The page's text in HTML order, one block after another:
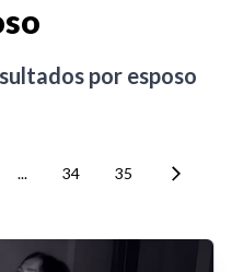
por esposo
... 34 35